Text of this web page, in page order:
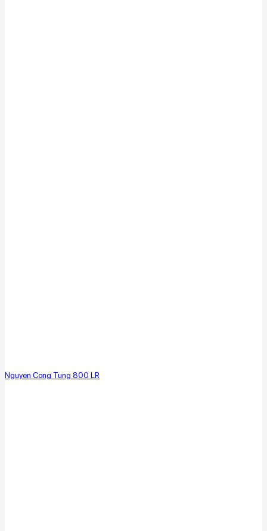
Nguyen Cong Tung 800 LR